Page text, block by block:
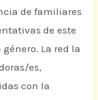
de familiares
de este
La red la
es,
con la